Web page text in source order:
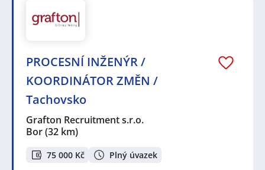
PROCESNÍ INŽENÝR /
KOORDINÁTOR ZMĚN /
Tachovsko
Grafton Recruitment s.r.o.
Bor(32 km)
75 000 Kč Plný úvazek